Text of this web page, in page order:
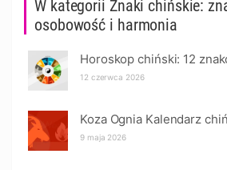
W kategorii Znaki chińskie:
osobowość i harmonia
Horoskop chiński: 12
12 czerwca 2026
Koza Ognia Kalendarz
9 maja 2026